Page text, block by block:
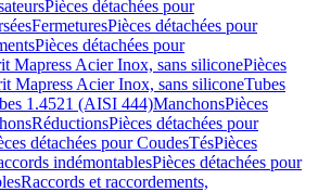
Pièces détachées pour
FermeturesPièces détachées pour
Pièces détachées pour
Mapress Acier Inox, sans siliconePièces
Mapress Acier Inox, sans siliconeTubes
1.4521 (AISI 444)ManchonsPièces
RéductionsPièces détachées pour
détachées pour CoudesTésPièces
indémontablesPièces détachées pour
Raccords et raccordements,